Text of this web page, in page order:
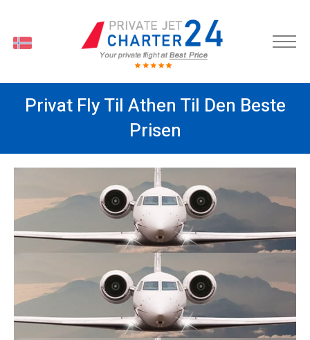
Privat Fly Til Athen Til Den Beste
Prisen